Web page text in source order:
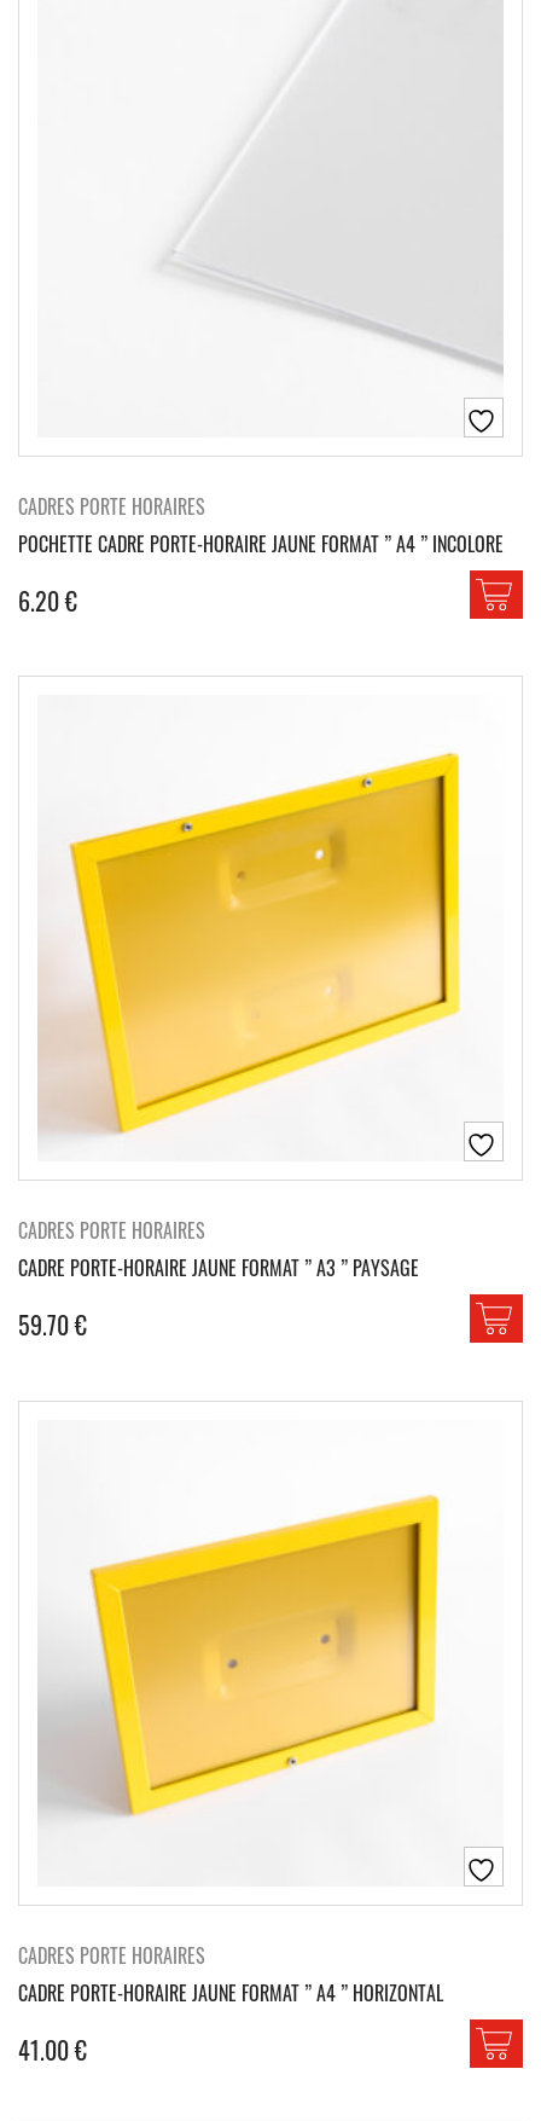
CADRES PORTE HORAIRES
POCHETTE CADRE PORTE-HORAIRE JAUNE FORMAT ” A4 ” INCOLORE
6.20€
CADRES PORTE HORAIRES
CADRE PORTE-HORAIRE JAUNE FORMAT ” A3 ” PAYSAGE
59.70€
CADRES PORTE HORAIRES
CADRE PORTE-HORAIRE JAUNE FORMAT ” A4 ” HORIZONTAL
41.00€